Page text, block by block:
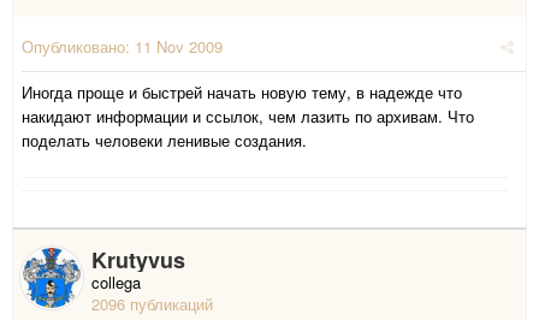
Опубликовано: 11 Nov 2009
Иногда проще и быстрей начать новую тему, в надежде что
накидают информации и ссылок, чем лазить по архивам. Что
поделать человеки ленивые создания.
Krutyvus
collega
2096 публикаций